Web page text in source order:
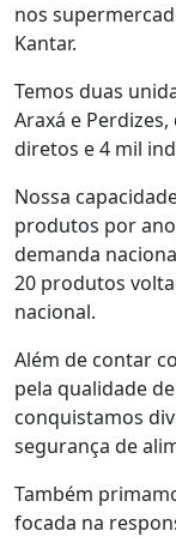
nos
Kantar.
Temos duas
Araxá e
diretos e 4 mil
Nossa
produtos por
demanda
20 produtos
nacional.
Além de contar
pela qualidade
conquistamos
segurança de
Também
focada na